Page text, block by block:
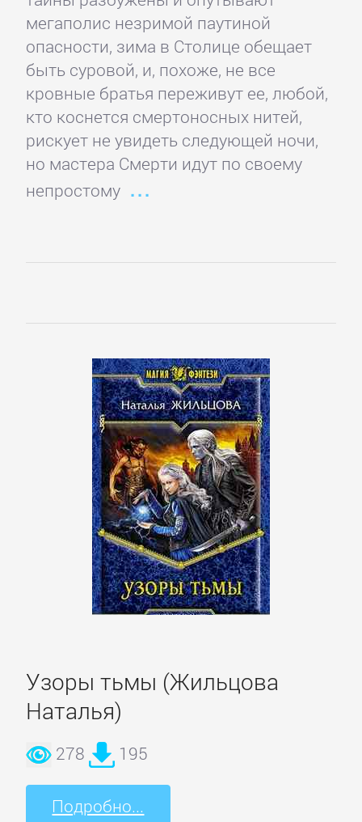
мегаполис незримой паутиной
опасности, зима в Столице обещает
быть суровой, и, похоже, не все
кровные братья переживут ее, любой,
кто коснется смертоносных нитей,
рискует не увидеть следующей ночи,
но мастера Смерти идут по своему
непростому
Узоры тьмы (Жильцова
Наталья)
278 195
Подробно...
романы
Эротическая
литература
НАУКА
Биология
Иностранные
Культурология
Математика
Медицина
Педагогика
Политика,
Прочая
образовательная
литература
Социология